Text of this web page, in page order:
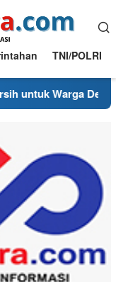
TNI/POLRI
Warga Desa Bondol